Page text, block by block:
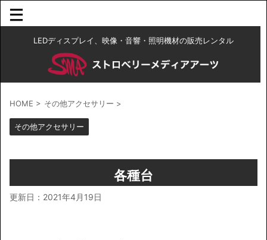
LEDディスプレイ、映像・音響・照明機材の販売レンタル
HOME > その他アクセサリー >
その他アクセサリー
各種台
更新日： 2021年4月19日